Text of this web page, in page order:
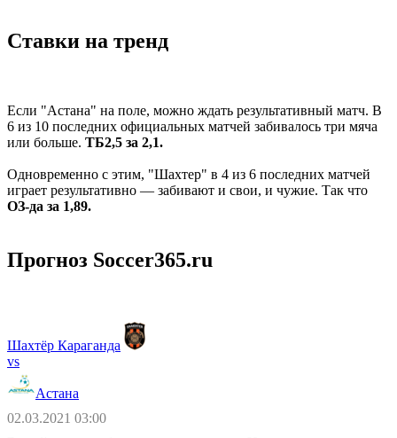
Ставки на тренд
Если "Астана" на поле, можно ждать результативный матч. В
6 из 10 последних официальных матчей забивалось три мяча
или больше. ТБ2,5 за 2,1.
Одновременно с этим, "Шахтер" в 4 из 6 последних матчей
играет результативно — забивают и свои, и чужие. Так что
ОЗ-да за 1,89.
Прогноз Soccer365.ru
Шахтёр Караганда
vs
Астана
02.03.2021 03:00